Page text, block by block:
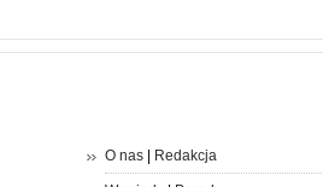
O nas| Redakcja